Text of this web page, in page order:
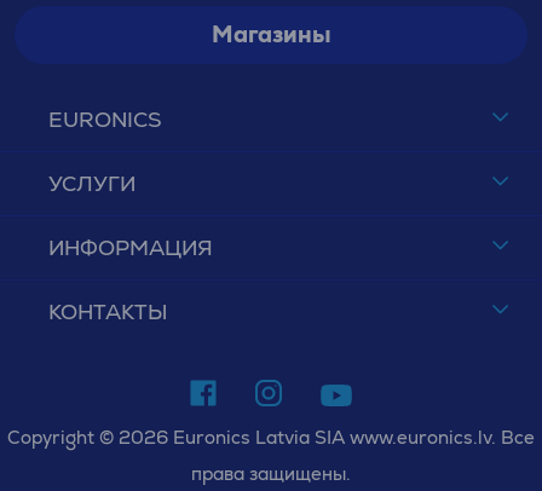
EURONICS
УСЛУГИ
ИНФОРМАЦИЯ
КОНТАКТЫ
Магазины
Copyright © 2026 Euronics Latvia SIA www.euronics.lv. Все
права защищены.